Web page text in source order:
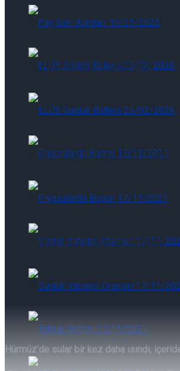
Pay Geri Alımları 05/08/2026
ELÜS Günlük Bülteni 05/08/2026
Piyasalarda Bugün 05/08/2026
Günlük Yabancı Oranları 05/08/
Pay Geri Alımları 05/08/2026
ELÜS Günlük Bülteni 05/08/2026
Piyasalarda Bugün 05/08/2026
Günlük Yabancı Oranları 05/08/
Hürmüz’de sular bir kez daha ısındı,